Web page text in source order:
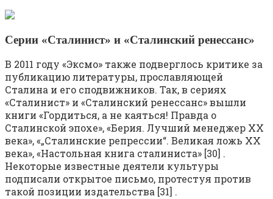
Серии «Сталинист» и «Сталинский ренессанс»
В 2011 году «Эксмо» также подверглось критике за
публикацию литературы, прославляющей
Сталина и его сподвижников. Так, в сериях
«Сталинист» и «Сталинский ренессанс» вышли
книги «Гордиться, а не каяться! Правда о
Сталинской эпохе», «Берия. Лучший менеджер XX
века», «„Сталинские репрессии“. Великая ложь XX
века», «Настольная книга сталиниста» [30] .
Некоторые известные деятели культуры
подписали открытое письмо, протестуя против
такой позиции издательства [31] .